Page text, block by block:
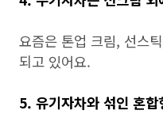
요즘은 톤업 크림, 선스
되고 있어요.
5. 유기자차와 섞인 혼